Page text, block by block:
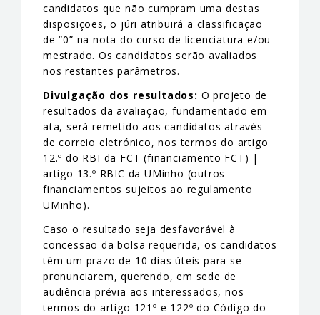
candidatos que não cumpram uma destas
disposições, o júri atribuirá a classificação
de “0” na nota do curso de licenciatura e/ou
mestrado. Os candidatos serão avaliados
nos restantes parâmetros.
Divulgação dos resultados: O projeto de
resultados da avaliação, fundamentado em
ata, será remetido aos candidatos através
de correio eletrónico, nos termos do artigo
12.º do RBI da FCT (financiamento FCT) |
artigo 13.º RBIC da UMinho (outros
financiamentos sujeitos ao regulamento
UMinho).
Caso o resultado seja desfavorável à
concessão da bolsa requerida, os candidatos
têm um prazo de 10 dias úteis para se
pronunciarem, querendo, em sede de
audiência prévia aos interessados, nos
termos do artigo 121º e 122º do Código do